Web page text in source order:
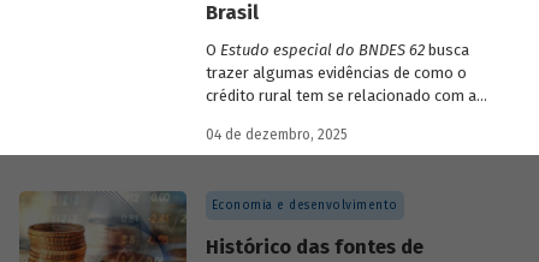
Brasil
O Estudo especial do BNDES 62busca
trazer algumas evidências de como o
crédito rural tem se relacionado com a
papel desempenhado pelo BNDES.
04 de dezembro, 2025
Economia e desenvolvimento
Histórico das fontes de